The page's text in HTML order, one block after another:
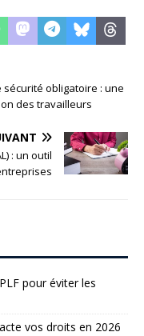
obligatoire : une
des travailleurs
: un outil
pour éviter les
vos droits en 2026